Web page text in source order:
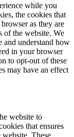
while you
the cookies that
as they are
of the website. We
and understand how
in your browser
to opt-out of these
may have an effect
website to
that ensures
These